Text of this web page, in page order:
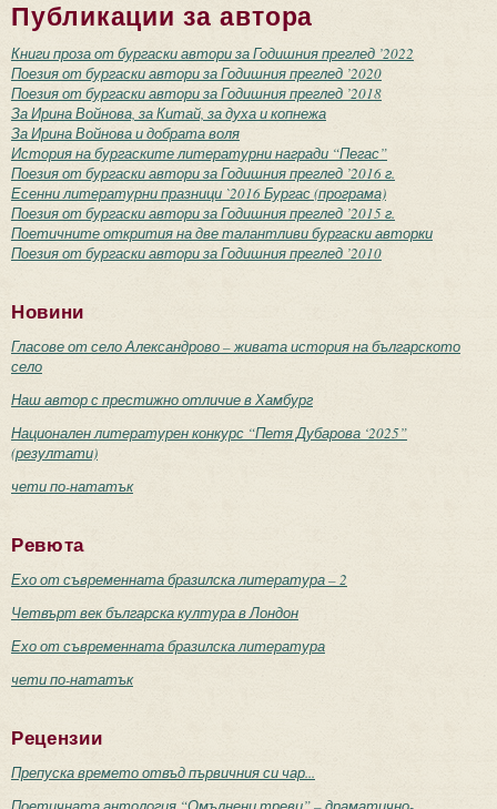
Публикации за автора
Книги проза от бургаски автори за Годишния преглед ’2022
Поезия от бургаски автори за Годишния преглед ’2020
Поезия от бургаски автори за Годишния преглед ’2018
За Ирина Войнова, за Китай, за духа и копнежа
За Ирина Войнова и добрата воля
История на бургаските литературни награди “Пегас”
Поезия от бургаски автори за Годишния преглед ’2016 г.
Есенни литературни празници `2016 Бургас (програма)
Поезия от бургаски автори за Годишния преглед ’2015 г.
Поетичните открития на две талантливи бургаски авторки
Поезия от бургаски автори за Годишния преглед ’2010
Новини
Гласове от село Александрово – живата история на българското
село
Наш автор с престижно отличие в Хамбург
Национален литературен конкурс “Петя Дубарова ‘2025”
(резултати)
чети по-нататък
Ревюта
Ехо от съвременната бразилска литература – 2
Четвърт век българска култура в Лондон
Ехо от съвременната бразилска литература
чети по-нататък
Рецензии
Препуска времето отвъд първичния си чар...